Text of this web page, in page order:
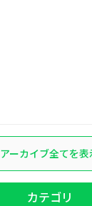
アーカイブ全てを表
カテゴリ